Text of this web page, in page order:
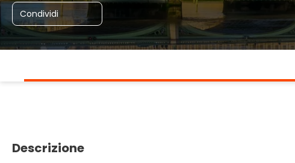
Condividi
Descrizione